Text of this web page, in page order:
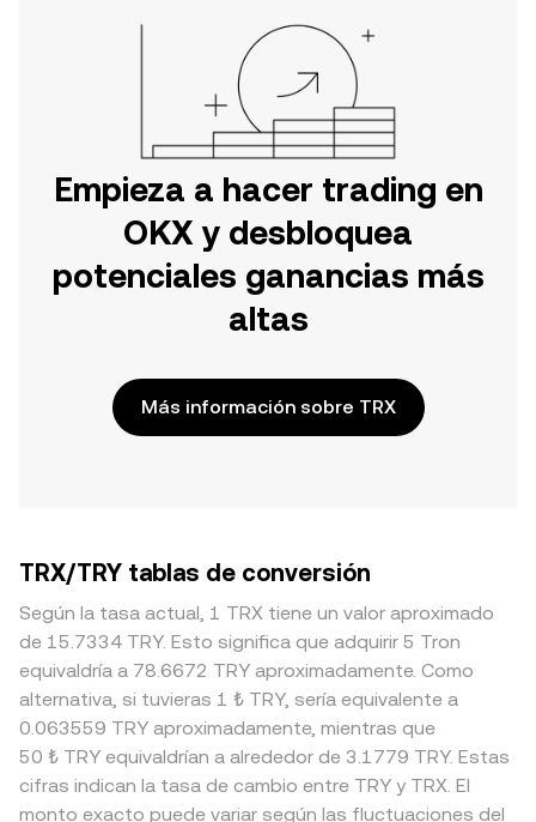
Empieza a hacer trading en
OKX y desbloquea
potenciales ganancias más
altas
Más información sobre TRX
TRX/TRY tablas de conversión
Según la tasa actual, 1 TRX tiene un valor aproximado
de 15.7334 TRY. Esto significa que adquirir 5 Tron
equivaldría a 78.6672 TRY aproximadamente. Como
alternativa, si tuvieras 1 ₺ TRY, sería equivalente a
0.063559 TRY aproximadamente, mientras que
50 ₺ TRY equivaldrían a alrededor de 3.1779 TRY. Estas
cifras indican la tasa de cambio entre TRY y TRX. El
monto exacto puede variar según las fluctuaciones del